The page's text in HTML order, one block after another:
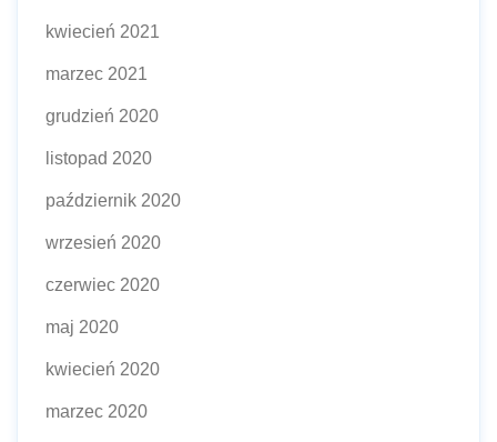
kwiecień 2021
marzec 2021
grudzień 2020
listopad 2020
październik 2020
wrzesień 2020
czerwiec 2020
maj 2020
kwiecień 2020
marzec 2020